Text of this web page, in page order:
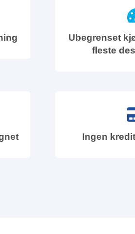
Ubegrenset
fleste
Ingen